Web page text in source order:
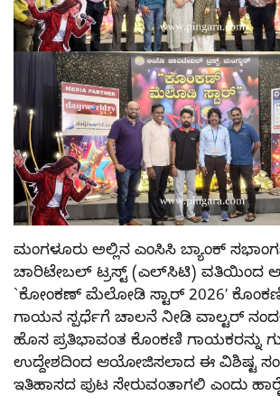
ಮಂಗಳೂರು ಅಲ್ಲಿನ ಎಂಸಿಸಿ ಬ್ಯಾಂಕ್
ಚಾರಿಟೇಬಲ್ ಟ್ರಸ್ಟ್ (ಎಲ್‍ಸಿಟಿ) ವತಿಯಿಂದ
`ಕೋಂಕಣ್ ಮೆಲೋಡಿ ಸ್ಟಾರ್ 2026′
ಗಾಯನ ಸ್ಪರ್ಧೆಗೆ ಚಾಲನೆ ನೀಡಿ ವಾಲ್ಟರ್
ಹೊಸ ಪ್ರತಿಭಾವಂತ ಕೊಂಕಣಿ ಗಾಯಕರನ್ನು
ಉದ್ದೇಶದಿಂದ ಆಯೋಜಿಸಲಾದ ಈ ವಿಶಿಷ್ಟ
ಇತಿಹಾಸದ ಪುಟ ಸೇರುವಂತಾಗಲಿ ಎಂದು